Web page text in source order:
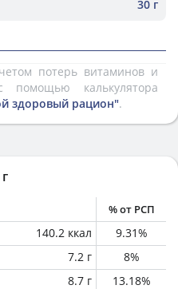
30 г
потерь витаминов и
калькулятора
здоровый рацион".
г
% от РСП
140.2 ккал 9.31%
7.2 г 8%
8.7 г 13.18%